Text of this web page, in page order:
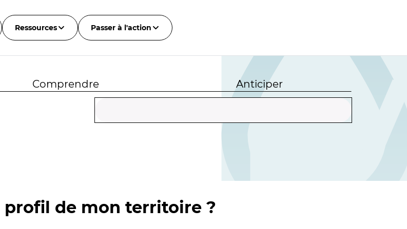
Ressources Passer à l'action
Comprendre Anticiper
profil de mon territoire ?